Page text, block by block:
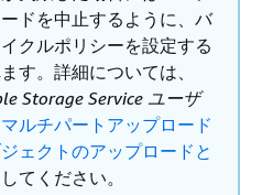
ドを中止するように、バ
クルポリシーを設定する
す。詳細については、
Storage Service ユーザ
マルチパートアップロード
ェクトのアップロードと
てください。